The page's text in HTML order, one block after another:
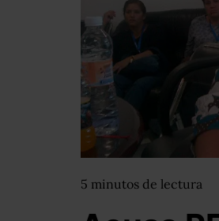
5 minutos de lectura